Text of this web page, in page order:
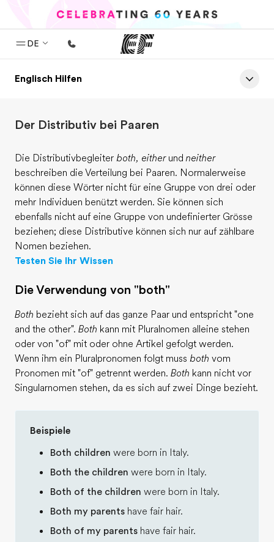
DE
Home
Programme
Büros
Büros in der Nähe
Über uns
Karriere
Teil des Teams werden
Englisch Hilfen
Der Distributiv bei Paaren
Die Distributivbegleiter both, eitherund neither
beschreiben die Verteilung bei Paaren. Normalerweise
können diese Wörter nicht für eine Gruppe von drei oder
mehr Individuen benützt werden. Sie können sich
ebenfalls nicht auf eine Gruppe von undefinierter Grösse
beziehen; diese Distributive können sich nur auf zählbare
Nomen beziehen.
Testen Sie Ihr Wissen
Die Verwendung von "both"
Both bezieht sich auf das ganze Paar und entspricht "one
and the other". Both kann mit Pluralnomen alleine stehen
oder von "of" mit oder ohne Artikel gefolgt werden.
Wenn ihm ein Pluralpronomen folgt muss both vom
Pronomen mit "of" getrennt werden. Both kann nicht vor
Singularnomen stehen, da es sich auf zwei Dinge bezieht.
Beispiele
Both children were born in Italy.
Both the children were born in Italy.
Both of the children were born in Italy.
Both my parents have fair hair.
Both of my parents have fair hair.